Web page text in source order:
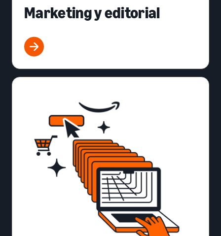
Marketing y editorial